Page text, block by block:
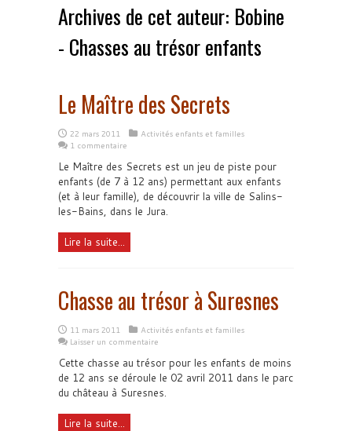
Archives de cet auteur: Bobine
- Chasses au trésor enfants
Le Maître des Secrets
22 mars 2011
Activités enfants et familles
1 commentaire
Le Maître des Secrets est un jeu de piste pour
enfants (de 7 à 12 ans) permettant aux enfants
(et à leur famille), de découvrir la ville de Salins-
les-Bains, dans le Jura.
Lire la suite...
Chasse au trésor à Suresnes
11 mars 2011
Activités enfants et familles
Laisser un commentaire
Cette chasse au trésor pour les enfants de moins
de 12 ans se déroule le 02 avril 2011 dans le parc
du château à Suresnes.
Lire la suite...